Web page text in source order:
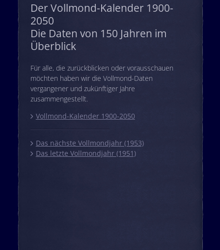
Der Vollmond-Kalender 1900-
2050
Die Daten von 150 Jahren im
Überblick
Für alle, die zurückblicken oder vorausschauen
möchten haben wir die Vollmond-Daten
vergangener und zukünftiger Jahre
zusammengestellt.
Vollmond-Kalender 1900-2050
Das nächste Vollmondjahr (1953)
Das letzte Vollmondjahr (1951)